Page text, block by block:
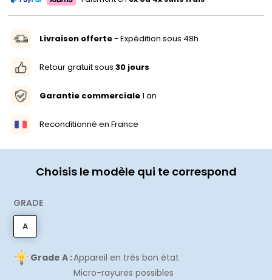
Livraison offerte- Expédition sous 48h
Retour gratuit sous 30 jours
Garantie commerciale1 an
Reconditionné en France
Choisis le modèle qui te correspond
GRADE
A
Grade A :Appareil en très bon état
Micro-rayures possibles